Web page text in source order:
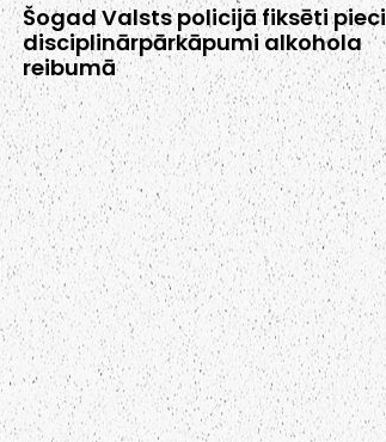
Šogad Valsts policijā fiksēti pieci
disciplinārpārkāpumi alkohola
reibumā